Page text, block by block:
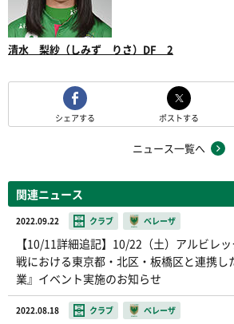
清水 梨紗（しみず りさ）DF 2
シェアする ポストする
ニュース一覧へ
関連ニュース
2022.09.22 クラブ ベレーザ
【10/11詳細追記】10/22（土）アルビレ
戦における東京都・北区・板橋区と連携し
業』イベント実施のお知らせ
2022.08.18 クラブ ベレーザ